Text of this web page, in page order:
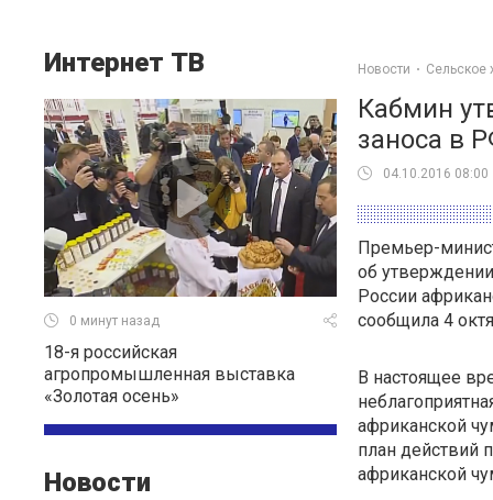
Интернет ТВ
0 минут назад
18-я российская
агропромышленная выставка
«Золотая осень»
Новости
Новости Сельское
Кабмин
заноса в
04.10.2016 08:00
Премьер-
об
России
сообщила 4
В настоящее
африканской
план действий
африканской